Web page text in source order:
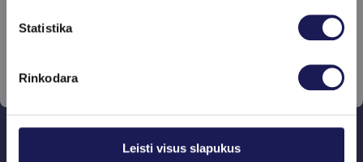
Statistika
Rinkodara
Leisti visus slapukus